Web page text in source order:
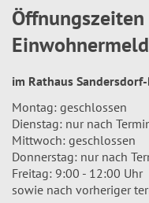
Öffnungszeiten
im Rathaus
Montag: geschlossen
Dienstag: nur nach
Mittwoch: geschlossen
Donnerstag: nur nach
Freitag: 9:00 - 12:00 Uhr
sowie nach vorheriger